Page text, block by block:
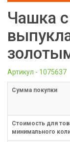
Чашка
Артикул - 1075637
Cумма покупки
Стоимость для
минимального